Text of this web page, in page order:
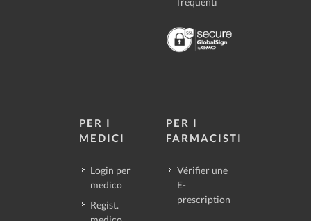
PER I
MEDICI
Login per
medico
Regist.
PER I
FARMACISTI
Vérifier une
E-
prescription